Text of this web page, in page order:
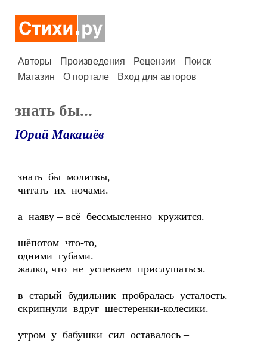
Авторы Произведения Рецензии
Поиск
Магазин
О портале Вход для авторов
знать бы...
Юрий Макашёв
знать бы молитвы,
читать их ночами.
а наяву – всё бессмысленно кружится.
шёпотом что-то,
одними губами.
жалко, что не успеваем прислушаться.
в старый будильник пробралась усталость.
скрипнули вдруг шестеренки-колесики.
утром у бабушки сил оставалось –